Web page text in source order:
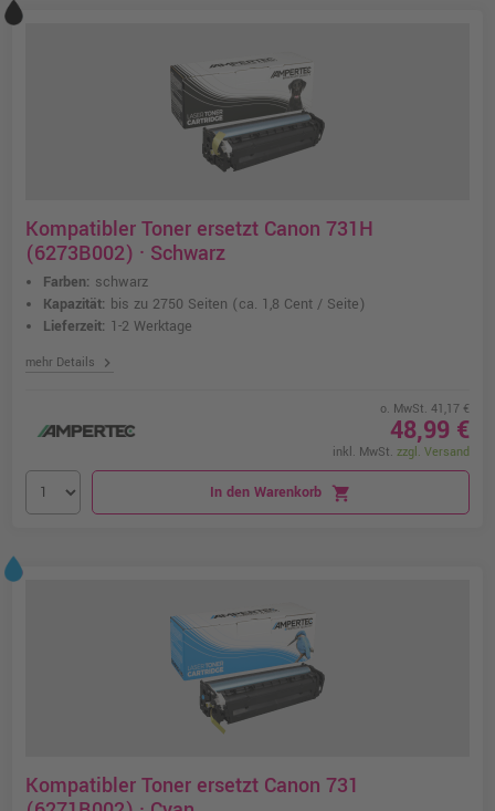
Kompatibler Toner ersetzt Canon 731H
(6273B002) · Schwarz
Farben: schwarz
Kapazität: bis zu 2750 Seiten (ca. 1,8 Cent / Seite)
Lieferzeit: 1-2 Werktage
mehr Details chevron_right
o. MwSt. 41,17 €
48,99 €
inkl. MwSt. zzgl. Versand
In den Warenkorb shopping_cart
Kompatibler Toner ersetzt Canon 731